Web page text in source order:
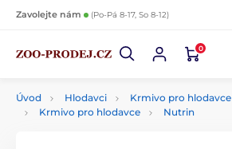
Zavolejte nám (Po-Pá 8-17, So 8-12)
0
Úvod Hlodavci
Krmivo pro hlodavce
Krmivo pro hlodavce
Nutrin